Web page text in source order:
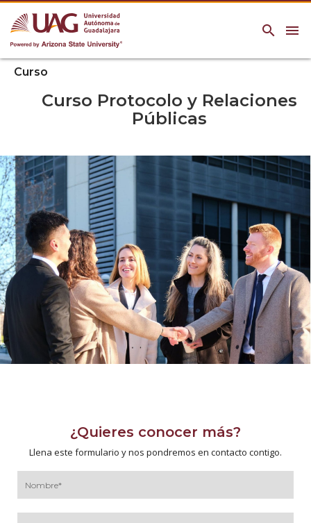
menu
search
Curso
Curso Protocolo y Relaciones
Públicas
¿Quieres conocer más?
Llena este formulario y nos pondremos en contacto contigo.